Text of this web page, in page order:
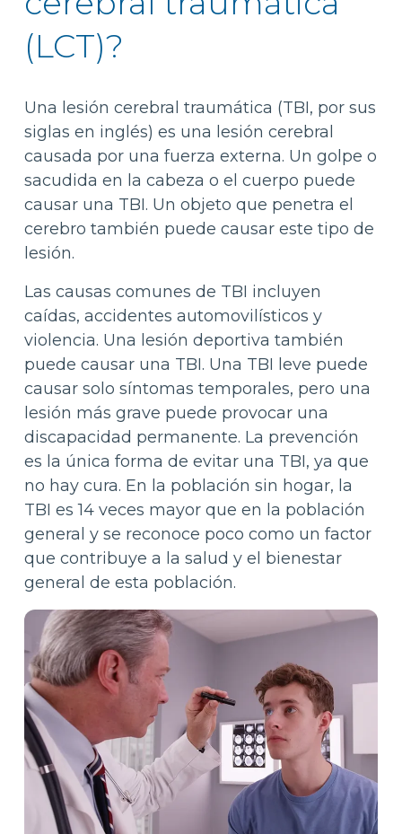
(LCT)?
Una lesión cerebral traumática (TBI, por sus
siglas en inglés) es una lesión cerebral
causada por una fuerza externa. Un golpe o
sacudida en la cabeza o el cuerpo puede
causar una TBI. Un objeto que penetra el
cerebro también puede causar este tipo de
lesión.
Las causas comunes de TBI incluyen
caídas, accidentes automovilísticos y
violencia. Una lesión deportiva también
puede causar una TBI. Una TBI leve puede
causar solo síntomas temporales, pero una
lesión más grave puede provocar una
discapacidad permanente. La prevención
es la única forma de evitar una TBI, ya que
no hay cura. En la población sin hogar, la
TBI es 14 veces mayor que en la población
general y se reconoce poco como un factor
que contribuye a la salud y el bienestar
general de esta población.